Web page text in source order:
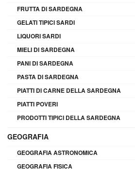
FRUTTA DI SARDEGNA
GELATI TIPICI SARDI
LIQUORI SARDI
MIELI DI SARDEGNA
PANI DI SARDEGNA
PASTA DI SARDEGNA
PIATTI DI CARNE DELLA SARDEGNA
PIATTI POVERI
PRODOTTI TIPICI DELLA SARDEGNA
GEOGRAFIA
GEOGRAFIA ASTRONOMICA
GEOGRAFIA FISICA